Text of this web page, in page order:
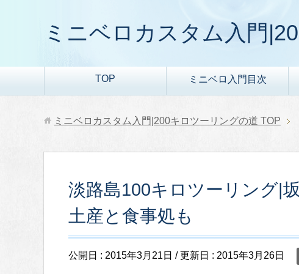
ミニベロカスタム入門
TOP ミニベロ入門目次
ミニベロカスタム入門|200キロツーリングの道 TOP
淡路島100キロツーリング|
土産と食事処も
公開日 : 2015年3月21日 / 更新日 : 2015年3月26日